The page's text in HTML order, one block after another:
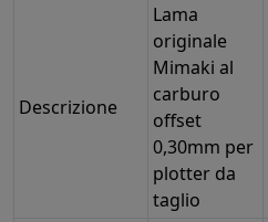
Descrizione
Lama
originale
Mimaki al
carburo
offset
0,30mm per
plotter da
taglio